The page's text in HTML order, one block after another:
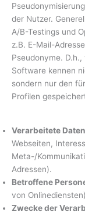
der Nutzer.
A/B-Testings und
z.B. E-Mail-
Pseudonyme.
Software kennen
sondern nur den
Profilen
Verarbeitete
Webseiten,
Meta-/
Adressen).
Betroffene
von
Zwecke der